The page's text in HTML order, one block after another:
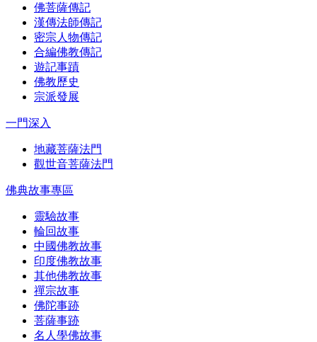
佛菩薩傳記
漢傳法師傳記
密宗人物傳記
合編佛教傳記
遊記事蹟
佛教歷史
宗派發展
一門深入
地藏菩薩法門
觀世音菩薩法門
佛典故事專區
靈驗故事
輪回故事
中國佛教故事
印度佛教故事
其他佛教故事
禪宗故事
佛陀事跡
菩薩事跡
名人學佛故事